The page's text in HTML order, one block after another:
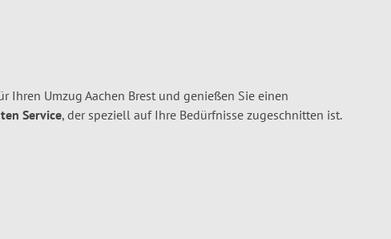
Ihren Umzug Aachen Brest und genießen Sie einen
Service, der speziell auf Ihre Bedürfnisse zugeschnitten ist.